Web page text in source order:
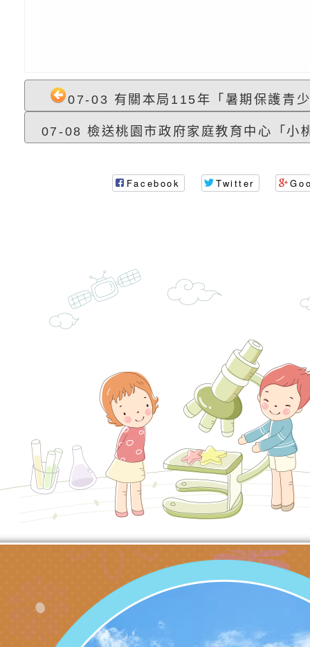
造」、「阿德勒心理
學諮商輔導的應用」
不只是遊戲 - 兒童遊
門工作坊 （中部場
訊
理114學年度整合性
育講座「爸媽不暴走
成長」
台灣遊戲治療學會
日舉辦「空間的療癒
文化遊戲室之規畫與
檢送衛生福利部「政
材應注意之可及性格
有關本市桃園區中埔
「桃園市115年度兒
有關國立羅東高級中
團學前及國中小身障
理「普特協作—課程
有關國立臺中教育大
「115年適應運動經
題交流工作坊」活動
轉知教育部國教署生
業發展中心（國立羅
學）辦理「115年度
題融入教學－國民中
（教材）推薦實施計
檢送桃園市政府LED
字稿及LCD託播圖片
檢送桃園市政府LED
字稿及LCD託播影（
國家發展委員會檔案
理本(115)年「春遊
動
檢送桃園市政府家庭
「小桃家4月課程資
姻怎麼翻譯－青少年
工作坊」、「愛『原
親子共學同樂會」、
代愛在陪伴」、「親
西門國小114學年度
親職教育講座「如何
情緒力？—用SEL玩
子溝通之秘訣」
有關財團法人中華國
礙者生命教育推廣協
「環保愛台灣」第五
礙者中小學生環保繪
檢送行政院新聞傳
月份公共服務政策溝
訊
有關桃園市政府家庭
辦理115年原住民家
桃園市大溪區田心國
07-03 有關本局115年「暑期保護青
07-08 檢送桃園市政府家庭教育中心「小
Facebook Twitter